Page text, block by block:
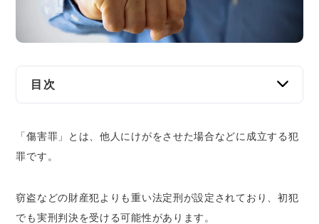
労働問題
債権回収
IT・ネット
資金調達
目次
傷害罪の構成要件
害の故意があれば「殺人罪」
「傷害罪」とは、他人にけがをさせた場合などに成立する犯
罪です。
窃盗などの財産犯よりも重い法定刑が設定されており、初犯
でも実刑判決を受ける可能性があります。